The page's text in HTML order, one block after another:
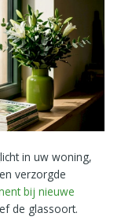
in uw woning,
verzorgde
bij nieuwe
de glassoort.